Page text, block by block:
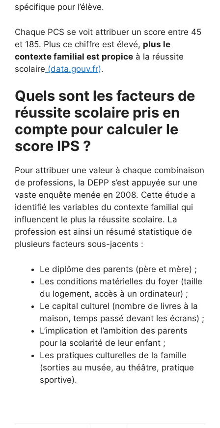
spécifique pour l’élève.
Chaque PCS se voit attribuer un score entre 45
et 185. Plus ce chiffre est élevé, plus le
contexte familial est propice à la réussite
scolaire (data.gouv.fr).
Quels sont les facteurs de
réussite scolaire pris en
compte pour calculer le
score IPS ?
Pour attribuer une valeur à chaque combinaison
de professions, la DEPP s’est appuyée sur une
vaste enquête menée en 2008. Cette étude a
identifié les variables du contexte familial qui
influencent le plus la réussite scolaire. La
profession est ainsi un résumé statistique de
plusieurs facteurs sous-jacents :
Le diplôme des parents (père et mère) ;
Les conditions matérielles du foyer (taille
du logement, accès à un ordinateur) ;
Le capital culturel (nombre de livres à la
maison, temps passé devant les écrans) ;
L’implication et l’ambition des parents
pour la scolarité de leur enfant ;
Les pratiques culturelles de la famille
(sorties au musée, au théâtre, pratique
sportive).